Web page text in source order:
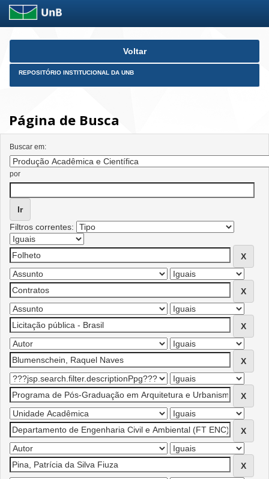
Skip
Voltar
REPOSITÓRIO INSTITUCIONAL DA UNB
Página de Busca
Buscar em:
por
Filtros correntes: